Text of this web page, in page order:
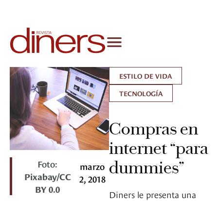
Foto:
Pixabay/CC
BY 0.0
marzo
2, 2018
ESTILO DE VIDA
TECNOLOGÍA
Compras en
internet “para
dummies”
Diners le presenta una